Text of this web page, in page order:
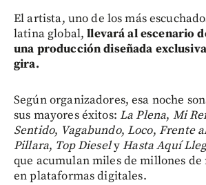
El artista, uno de los más
latina global,llevará al escenario
una producción diseñada
gira.
Según organizadores, esa noche
sus mayores éxitos: La Plena, Mi
Sentido, Vagabundo,Loco, Frente
Pillara, Top DieselyHasta Aquí
que acumulan miles de millones
en plataformas digitales.